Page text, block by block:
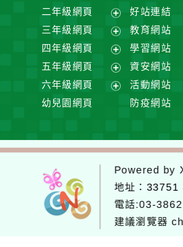
展
開
選
單
二年級網頁
展
選
單
三年級網頁
展
選
單
四年級網頁
展
選
五年級網頁
展
開
六年級網頁
單
幼兒園網頁
好站連結
教育網站
學習網站
資安網站
活動網站
防疫網站
Powered by
地址： 33751
電話:03-
建議瀏覽器